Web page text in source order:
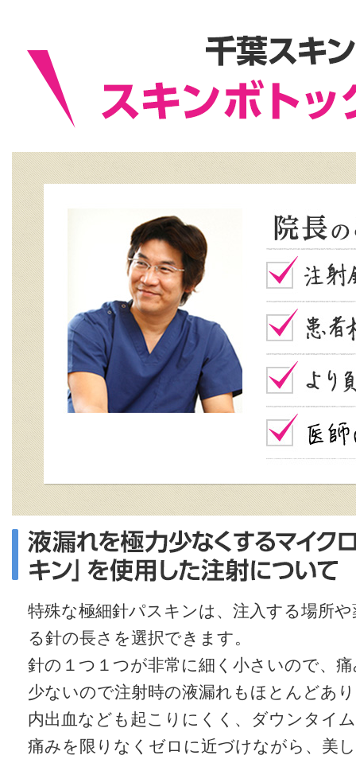
特殊な極細針パスキンは、注入する場所
る針の長さを選択できます。
針の１つ１つが非常に細く小さいので、
少ないので注射時の液漏れもほとんどあ
内出血なども起こりにくく、ダウンタイ
痛みを限りなくゼロに近づけながら、美